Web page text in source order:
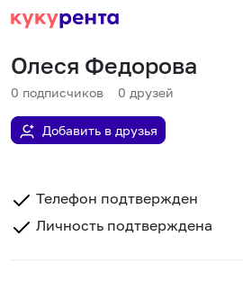
Олеся Федорова
0 подписчиков 0 друзей
Добавить в друзья
Телефон подтвержден
Личность подтверждена